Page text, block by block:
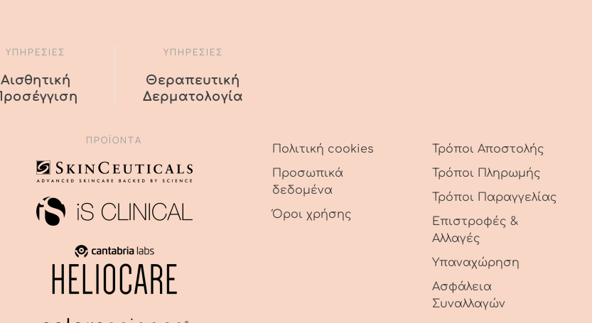
ΥΠΗΡΕΣΙΕΣ
Αισθητική
ΥΠΗΡΕΣΙΕΣ
Θεραπευτική
Δερματολογία
ΠΡΟΪΌΝΤΑ
Πολιτική cookies
Προσωπικά
δεδομένα
Όροι χρήσης
Τρόποι Αποστολής
Τρόποι Πληρωμής
Τρόποι Παραγγελίας
Επιστροφές &
Αλλαγές
Υπαναχώρηση
Ασφάλεια
Συναλλαγών